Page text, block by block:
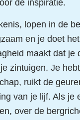
de inspiratie.
lopen in de
en je doet
maakt dat je
zintuigen. Je
ruikt de
van je lijf. Als je
over de